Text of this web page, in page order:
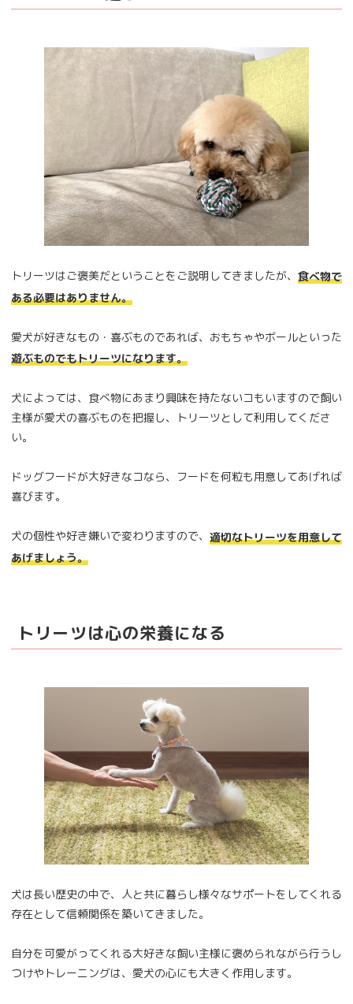
トリーツはご褒美だということをご説明してきましたが、 食べ物で
ある必要はありません。
愛犬が好きなもの・喜ぶものであれば、おもちゃやボールといった
遊ぶものでもトリーツになります。
犬によっては、食べ物にあまり興味を持たないコもいますので飼い
主様が愛犬の喜ぶものを把握し、トリーツとして利用してくださ
い。
ドッグフードが大好きなコなら、フードを何粒も用意してあげれば
喜びます。
犬の個性や好き嫌いで変わりますので、 適切なトリーツを用意して
あげましょう。
トリーツは心の栄養になる
犬は長い歴史の中で、人と共に暮らし様々なサポートをしてくれる
存在として信頼関係を築いてきました。
自分を可愛がってくれる大好きな飼い主様に褒められながら行うし
つけやトレーニングは、愛犬の心にも大きく作用します。